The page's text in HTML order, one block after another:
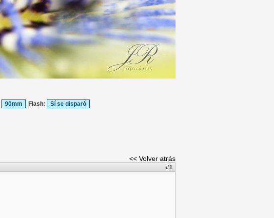
90mm Flash: Sí se disparó
<< Volver atrás
#1